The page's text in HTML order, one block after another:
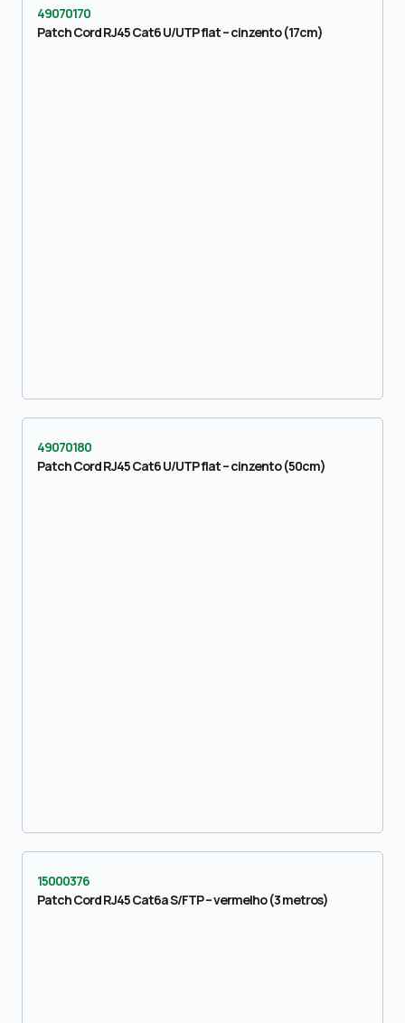
49070170
Patch Cord RJ45 Cat6 U/UTP flat – cinzento (17cm)
49070180
Patch Cord RJ45 Cat6 U/UTP flat – cinzento (50cm)
15000376
Patch Cord RJ45 Cat6a S/FTP – vermelho (3 metros)